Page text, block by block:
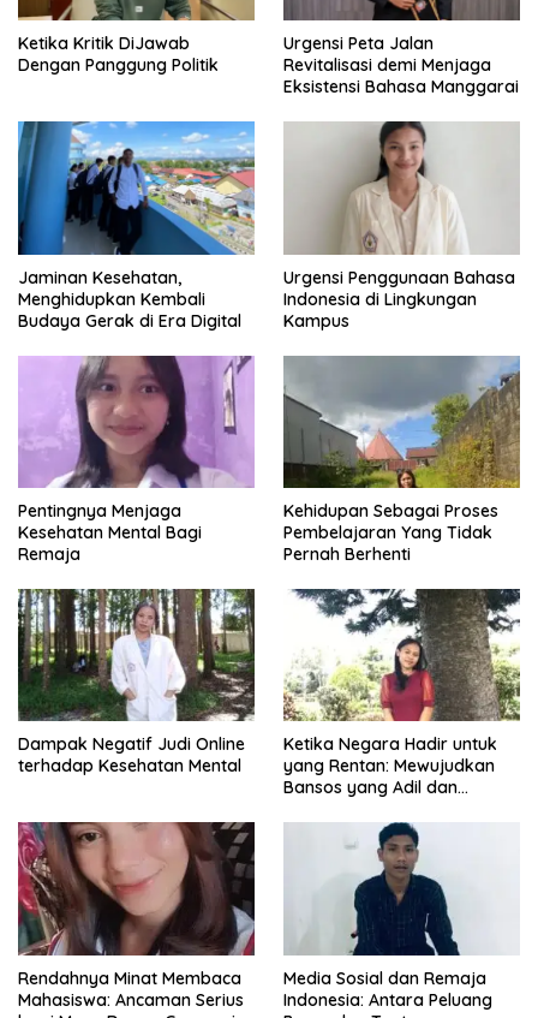
Ketika Kritik DiJawab
Dengan Panggung Politik
Urgensi Peta Jalan
Revitalisasi demi Menjaga
Eksistensi Bahasa Manggarai
Jaminan Kesehatan,
Menghidupkan Kembali
Budaya Gerak di Era Digital
Urgensi Penggunaan Bahasa
Indonesia di Lingkungan
Kampus
Pentingnya Menjaga
Kesehatan Mental Bagi
Remaja
Kehidupan Sebagai Proses
Pembelajaran Yang Tidak
Pernah Berhenti
Dampak Negatif Judi Online
terhadap Kesehatan Mental
Ketika Negara Hadir untuk
yang Rentan: Mewujudkan
Bansos yang Adil dan
Rendahnya Minat Membaca
Mahasiswa: Ancaman Serius
Media Sosial dan Remaja
Indonesia: Antara Peluang